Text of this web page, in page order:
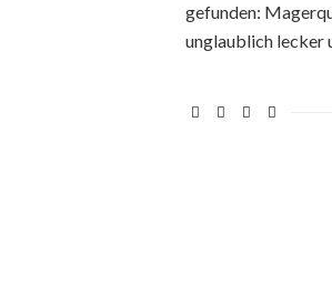
gefunden:
unglaublich lecker